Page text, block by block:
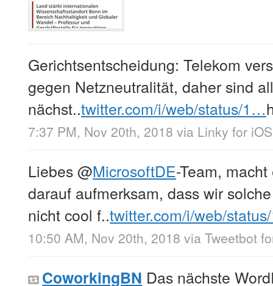
Gerichtsentscheidung: Telekom
gegen Netzneutralität, daher sind
nächst..twitter.com/i/web/status/1…
7:37 PM, Nov 20th, 2018 via Linky for iOS
Liebes@MicrosoftDE-Team,
darauf aufmerksam, dass wir
nicht cool f..twitter.com/i/web/
10:50 AM, Nov 20th, 2018 via Tweetbot
CoworkingBN Das nächste